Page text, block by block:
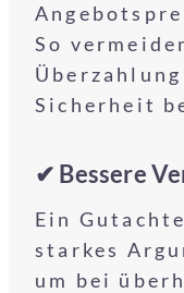
So
Sicherheit
✔ Bessere
Ein
starkes
um bei